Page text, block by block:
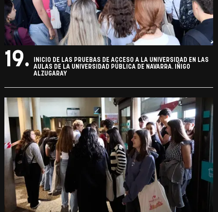
19.
INICIO DE LAS PRUEBAS DE ACCESO A LA UNIVERSIDAD EN LAS
AULAS DE LA UNIVERSIDAD PÚBLICA DE NAVARRA. IÑIGO
ALZUGARAY